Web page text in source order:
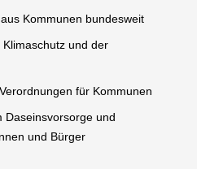
Kommunen bundesweit
und der
für Kommunen
Daseinsvorsorge und
und Bürger